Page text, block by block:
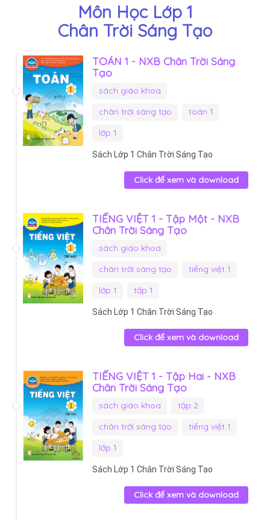
Môn Học Lớp 1
Chân Trời Sáng Tạo
TOÁN 1 - NXB Chân Trời Sáng
Tạo
sách giáo khoa
chân trời sáng tạo
toán 1
lớp 1
Sách Lớp 1 Chân Trời Sáng Tạo
Click để xem và download
TIẾNG VIỆT 1 - Tập Một - NXB
Chân Trời Sáng Tạo
sách giáo khoa
chân trời sáng tạo
tiếng việt 1
lớp 1
tập 1
Sách Lớp 1 Chân Trời Sáng Tạo
Click để xem và download
TIẾNG VIỆT 1 - Tập Hai - NXB
Chân Trời Sáng Tạo
sách giáo khoa
tập 2
chân trời sáng tạo
tiếng việt 1
lớp 1
Sách Lớp 1 Chân Trời Sáng Tạo
Click để xem và download